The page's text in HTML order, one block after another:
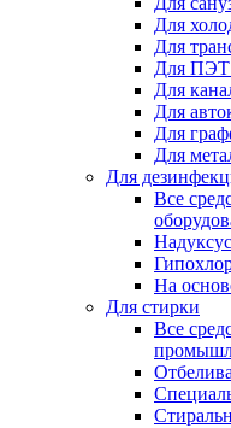
Для
Для
Для ПЭТ
Для
Для
Для
Для
Для
Все
На
Для стирки
Все